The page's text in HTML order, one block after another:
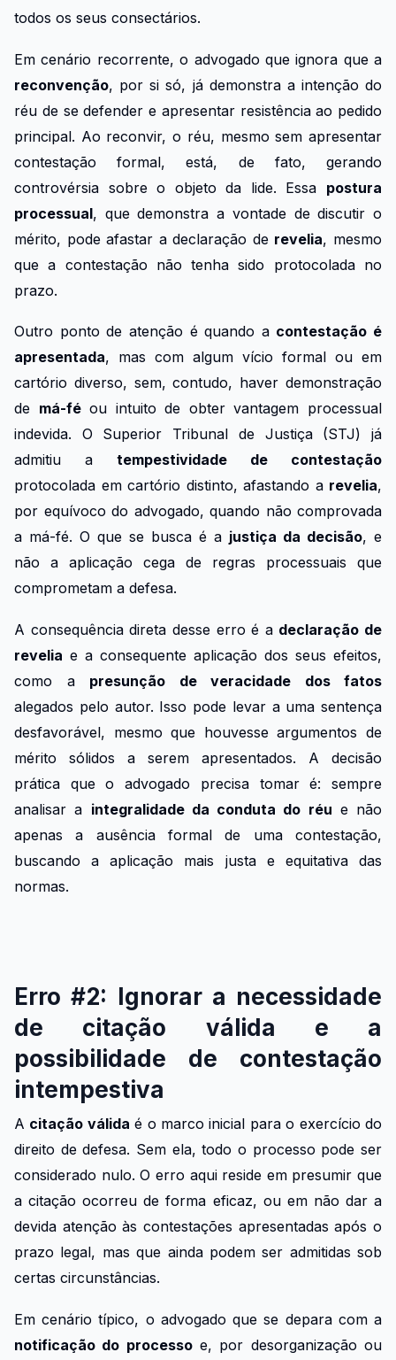
todos os seus consectários.
Em cenário recorrente, o advogado que ignora que a
reconvenção, por si só, já demonstra a intenção do
réu de se defender e apresentar resistência ao pedido
principal. Ao reconvir, o réu, mesmo sem apresentar
contestação formal, está, de fato, gerando
controvérsia sobre o objeto da lide. Essa postura
processual, que demonstra a vontade de discutir o
mérito, pode afastar a declaração de revelia, mesmo
que a contestação não tenha sido protocolada no
prazo.
Outro ponto de atenção é quando a contestação é
apresentada, mas com algum vício formal ou em
cartório diverso, sem, contudo, haver demonstração
de má-féou intuito de obter vantagem processual
indevida. O Superior Tribunal de Justiça (STJ) já
admitiu a tempestividade de contestação
protocolada em cartório distinto, afastando a revelia,
por equívoco do advogado, quando não comprovada
a má-fé. O que se busca é a justiça da decisão, e
não a aplicação cega de regras processuais que
comprometam a defesa.
A consequência direta desse erro é a declaração de
revelia e a consequente aplicação dos seus efeitos,
como a presunção de veracidade dos fatos
alegados pelo autor. Isso pode levar a uma sentença
desfavorável, mesmo que houvesse argumentos de
mérito sólidos a serem apresentados. A decisão
prática que o advogado precisa tomar é: sempre
analisar a integralidade da conduta do réu e não
apenas a ausência formal de uma contestação,
buscando a aplicação mais justa e equitativa das
normas.
Erro #2: Ignorar a necessidade
de citação válida e a
possibilidade de contestação
intempestiva
A citação válida é o marco inicial para o exercício do
direito de defesa. Sem ela, todo o processo pode ser
considerado nulo. O erro aqui reside em presumir que
a citação ocorreu de forma eficaz, ou em não dar a
devida atenção às contestações apresentadas após o
prazo legal, mas que ainda podem ser admitidas sob
certas circunstâncias.
Em cenário típico, o advogado que se depara com a
notificação do processoe, por desorganização ou